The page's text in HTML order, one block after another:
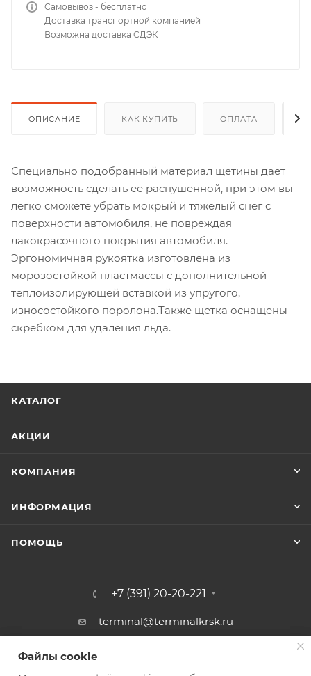
Самовывоз - бесплатно
Доставка транспортной компанией
Возможна доставка СДЭК
ОПИСАНИЕ КАК КУПИТЬ ОПЛАТА
Специально подобранный материал щетины дает
возможность сделать ее распушенной, при этом вы
легко сможете убрать мокрый и тяжелый снег с
поверхности автомобиля, не повреждая
лакокрасочного покрытия автомобиля.
Эргономичная рукоятка изготовлена из
морозостойкой пластмассы с дополнительной
теплоизолирующей вставкой из упругого,
износостойкого поролона.Также щетка оснащены
скребком для удаления льда.
КАТАЛОГ
АКЦИИ
КОМПАНИЯ
ИНФОРМАЦИЯ
ПОМОЩЬ
+7 (391) 20-20-221
terminal@terminalkrsk.ru
г. Красноярск, ул. Белинского, 3,
магазин Автомаркет Навигатор
Файлы cookie
Файлы cookie